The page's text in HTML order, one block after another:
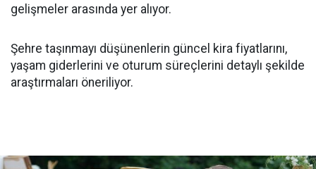
gelişmeler arasında yer alıyor.
Şehre taşınmayı düşünenlerin güncel kira fiyatlarını,
yaşam giderlerini ve oturum süreçlerini detaylı şekilde
araştırmaları öneriliyor.